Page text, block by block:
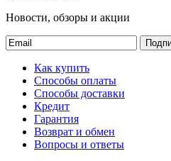
Новости, обзоры и акции
Как купить
Способы оплаты
Способы доставки
Кредит
Гарантия
Возврат и обмен
Вопросы и ответы